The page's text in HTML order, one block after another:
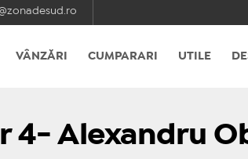
VÂNZĂRI CUMPARARI UTILE
4- Alexandru